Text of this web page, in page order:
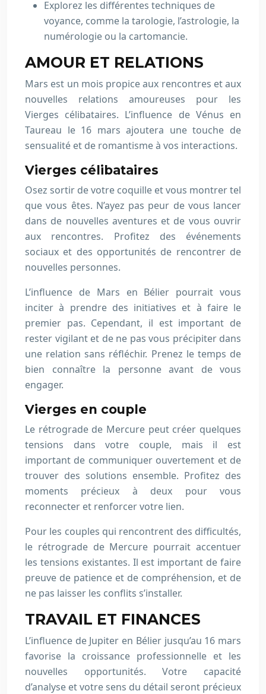
Explorez les différentes techniques de
voyance, comme la tarologie, l’astrologie, la
numérologie ou la cartomancie.
AMOUR ET RELATIONS
Mars est un mois propice aux rencontres et aux
nouvelles relations amoureuses pour les
Vierges célibataires. L’influence de Vénus en
Taureau le 16 mars ajoutera une touche de
sensualité et de romantisme à vos interactions.
Vierges célibataires
Osez sortir de votre coquille et vous montrer tel
que vous êtes. N’ayez pas peur de vous lancer
dans de nouvelles aventures et de vous ouvrir
aux rencontres. Profitez des événements
sociaux et des opportunités de rencontrer de
nouvelles personnes.
L’influence de Mars en Bélier pourrait vous
inciter à prendre des initiatives et à faire le
premier pas. Cependant, il est important de
rester vigilant et de ne pas vous précipiter dans
une relation sans réfléchir. Prenez le temps de
bien connaître la personne avant de vous
engager.
Vierges en couple
Le rétrograde de Mercure peut créer quelques
tensions dans votre couple, mais il est
important de communiquer ouvertement et de
trouver des solutions ensemble. Profitez des
moments précieux à deux pour vous
reconnecter et renforcer votre lien.
Pour les couples qui rencontrent des difficultés,
le rétrograde de Mercure pourrait accentuer
les tensions existantes. Il est important de faire
preuve de patience et de compréhension, et de
ne pas laisser les conflits s’installer.
TRAVAIL ET FINANCES
L’influence de Jupiter en Bélier jusqu’au 16 mars
favorise la croissance professionnelle et les
nouvelles opportunités. Votre capacité
d’analyse et votre sens du détail seront précieux